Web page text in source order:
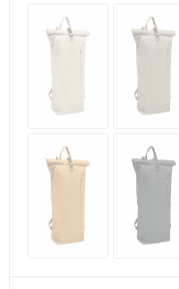
Strandtassen
Waterbestendige
Reistassensets
Duffeltassen
Autotassen